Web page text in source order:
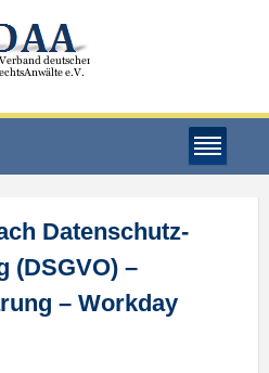
Datenschutz-
(DSGVO) –
– Workday